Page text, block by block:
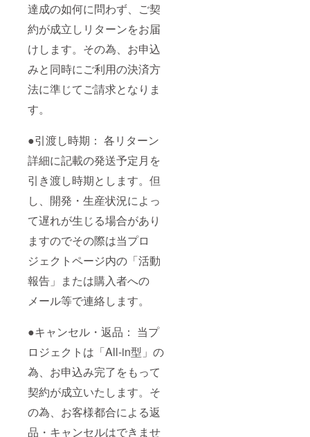
達成の如何に問わず、ご契
約が成⽴しリターンをお届
けします。その為、お申込
みと同時にご利⽤の決済⽅
法に準じてご請求となりま
す。
●引渡し時期： 各リターン
詳細に記載の発送予定⽉を
引き渡し時期とします。但
し、開発・⽣産状況によっ
て遅れが⽣じる場合があり
ますのでその際は当プロ
ジェクトページ内の「活動
報告」または購⼊者への
メール等で連絡します。
●キャンセル・返品： 当プ
ロジェクトは「All-in型」の
為、お申込み完了をもって
契約が成⽴いたします。そ
の為、お客様都合による返
品・キャンセルはできませ